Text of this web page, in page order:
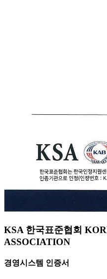
KSA 한국표준협회
ASSOCIATION
경영시스템 인증서